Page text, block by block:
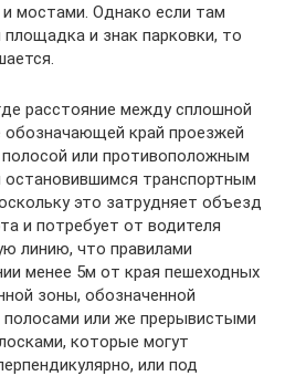
мостами. Однако если там
и знак парковки, то
расстояние между сплошной
обозначающей край проезжей
или противоположным
остановившимся транспортным
это затрудняет объезд
и потребует от водителя
линию, что правилами
менее 5м от края пешеходных
зоны, обозначенной
или же прерывистыми
которые могут
или под